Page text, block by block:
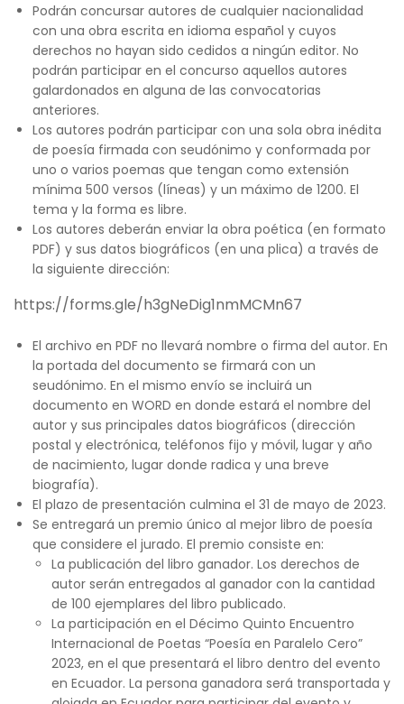
Podrán concursar autores de cualquier nacionalidad
con una obra escrita en idioma español y cuyos
derechos no hayan sido cedidos a ningún editor. No
podrán participar en el concurso aquellos autores
galardonados en alguna de las convocatorias
anteriores.
Los autores podrán participar con una sola obra inédita
de poesía firmada con seudónimo y conformada por
uno o varios poemas que tengan como extensión
mínima 500 versos (líneas) y un máximo de 1200. El
tema y la forma es libre.
Los autores deberán enviar la obra poética (en formato
PDF) y sus datos biográficos (en una plica) a través de
la siguiente dirección:
https://forms.gle/h3gNeDig1nmMCMn67
El archivo en PDF no llevará nombre o firma del autor. En
la portada del documento se firmará con un
seudónimo. En el mismo envío se incluirá un
documento en WORD en donde estará el nombre del
autor y sus principales datos biográficos (dirección
postal y electrónica, teléfonos fijo y móvil, lugar y año
de nacimiento, lugar donde radica y una breve
biografía).
El plazo de presentación culmina el 31 de mayo de 2023.
Se entregará un premio único al mejor libro de poesía
que considere el jurado. El premio consiste en:
La publicación del libro ganador. Los derechos de
autor serán entregados al ganador con la cantidad
de 100 ejemplares del libro publicado.
La participación en el Décimo Quinto Encuentro
Internacional de Poetas “Poesía en Paralelo Cero”
2023, en el que presentará el libro dentro del evento
en Ecuador. La persona ganadora será transportada y